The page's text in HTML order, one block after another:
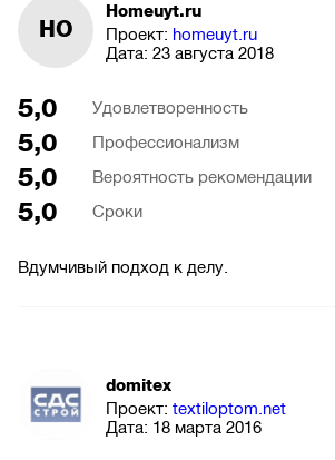
HO
Homeuyt.ru
Проект: homeuyt.ru
Дата: 23 августа 2018
5,0 Удовлетворенность
5,0 Профессионализм
5,0 Вероятность рекомендации
5,0 Сроки
Вдумчивый подход к делу.
domitex
Проект: textiloptom.net
Дата: 18 марта 2016